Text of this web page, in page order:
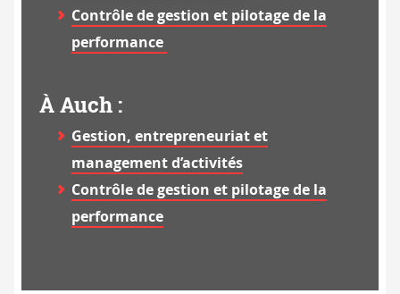
Contrôle de gestion et pilotage de la
performance
À Auch :
Gestion, entrepreneuriat et
management d’activités
Contrôle de gestion et pilotage de la
performance